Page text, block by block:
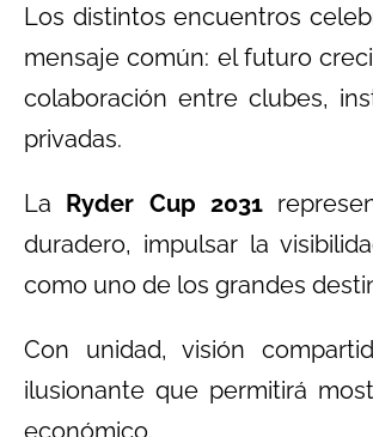
Los distintos encuentros
mensaje común: el futuro
colaboración entre clubes,
privadas.
La Ryder Cup 2031
duradero, impulsar la
como uno de los grandes
Con unidad, visión
ilusionante que permitirá
económico.